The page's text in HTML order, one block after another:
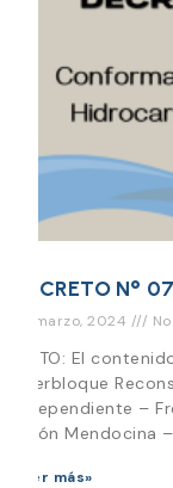
DECRETO N°
22 marzo, 2024
VISTO: El
Interbloque
Independiente –
Unión Mendocina
Leer más»